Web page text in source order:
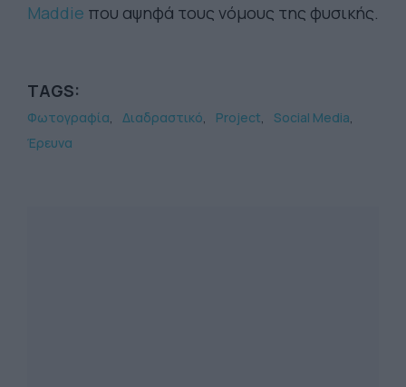
Maddie που αψηφά τους νόμους της φυσικής.
TAGS:
Φωτογραφία Διαδραστικό Project
Social Media
Έρευνα